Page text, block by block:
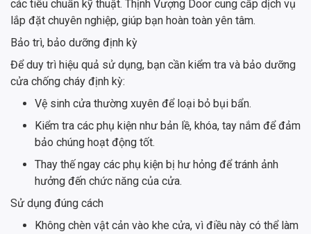
các tiêu chuẩn kỹ thuật. Thịnh Vượng Door cung cấp dịch vụ
lắp đặt chuyên nghiệp, giúp bạn hoàn toàn yên tâm.
Bảo trì, bảo dưỡng định kỳ
Để duy trì hiệu quả sử dụng, bạn cần kiểm tra và bảo dưỡng
cửa chống cháy định kỳ:
Vệ sinh cửa thường xuyên để loại bỏ bụi bẩn.
Kiểm tra các phụ kiện như bản lề, khóa, tay nắm để đảm
bảo chúng hoạt động tốt.
Thay thế ngay các phụ kiện bị hư hỏng để tránh ảnh
hưởng đến chức năng của cửa.
Sử dụng đúng cách
Không chèn vật cản vào khe cửa, vì điều này có thể làm